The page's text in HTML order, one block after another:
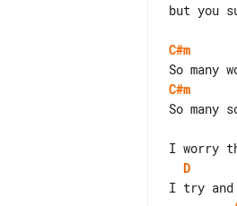
but you
C#m
C#m
D